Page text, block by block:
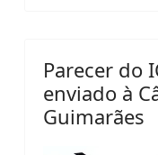
Parecer do
enviado à
Guimarães